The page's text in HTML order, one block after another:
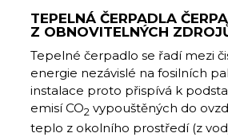
TEPELNÁ ČERPADLA
Z OBNOVITELNÝCH
Tepelné čerpadlo se řadí mezi
energie nezávislé na fosilních
instalace proto přispívá k
emisí CO2 vypouštěných do
teplo z okolního prostředí (z